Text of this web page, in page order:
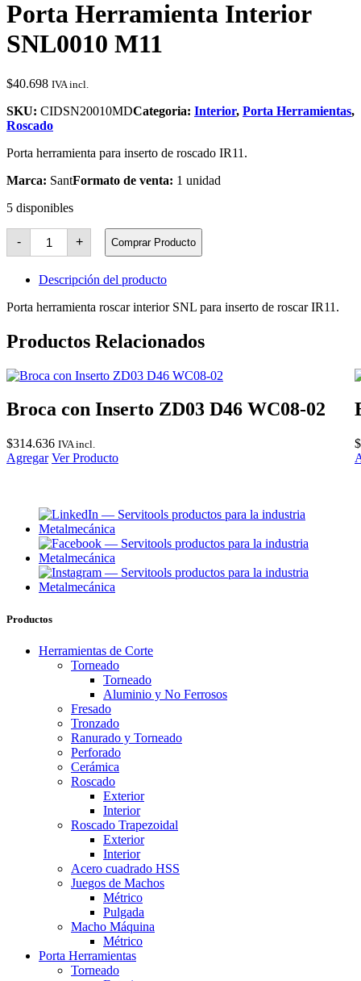
Porta Herramienta Interior
SNL0010 M11
$40.698 IVA incl.
SKU: CIDSN20010MDCategoria: Interior, Porta Herramientas,
Roscado
Porta herramienta para inserto de roscado IR11.
Marca: SantFormato de venta: 1 unidad
5 disponibles
-
Porta
Herramienta
Interior
SNL0010
M11
+ Comprar Producto
Descripción del producto
Porta herramienta roscar interior SNL para inserto de roscar IR11.
Productos Relacionados
Broca con Inserto ZD03 D46 WC08-02
$314.636 IVA incl.
Agregar Ver Producto
$
Productos
Herramientas de Corte
Torneado
Torneado
Aluminio y No Ferrosos
Fresado
Tronzado
Ranurado y Torneado
Perforado
Cerámica
Roscado
Exterior
Interior
Roscado Trapezoidal
Exterior
Interior
Acero cuadrado HSS
Juegos de Machos
Métrico
Pulgada
Macho Máquina
Métrico
Porta Herramientas
Torneado